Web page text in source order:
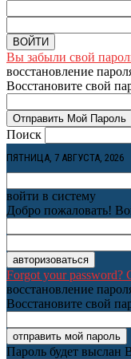
Вы забыли свой
восстановление
Восстановите свой
Поиск
ПЯТНИЦА, 7 АВГУСТА, 2026
войти в систему
Добро пожаловать!
Forgot your password?
восстановление
Восстановите свой
Пароль будет выслан